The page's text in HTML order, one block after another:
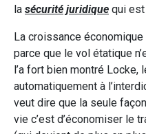
la sécurité juridique qui
La croissance
parce que le vol étatique
l’a fort bien montré Locke,
automatiquement à
veut dire que la seule
vie c’est d’économiser le